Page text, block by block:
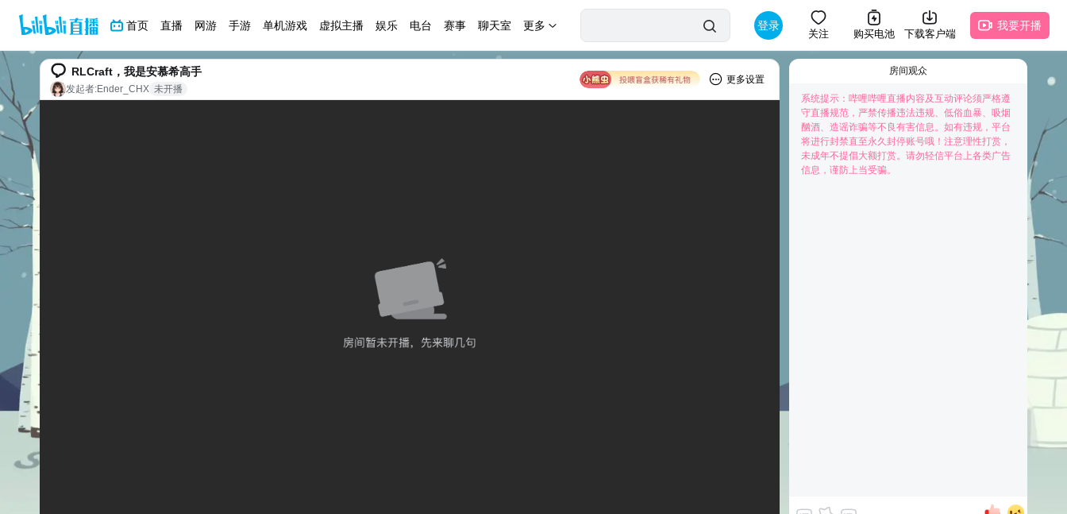
首页 直播 网游 手游 单机游戏 虚拟主播 娱乐 电台 赛事 聊天室 更多 登录
关注 购买电池 下载客户端
我要开播
RLCraft，我是安慕希高手
发起者:Ender_CHX 未开播
更多设置
房间观众
快来抢占前排为主播打Call吧
系统提示：哔哩哔哩直播内容及互动评论须严格遵
守直播规范，严禁传播违法违规、低俗血暴、吸烟
酗酒、造谣诈骗等不良有害信息。如有违规，平台
将进行封禁直至永久封停账号哦！注意理性打赏，
未成年不提倡大额打赏。请勿轻信平台上各类广告
信息，谨防上当受骗。